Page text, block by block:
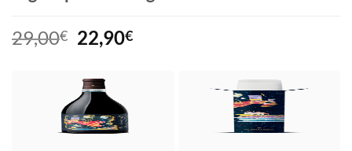
29,00€ Il
prezzo
originale
era:
29,00€.
22,90€Il